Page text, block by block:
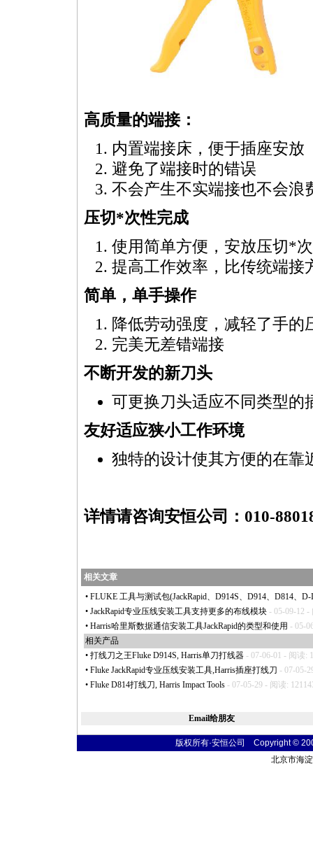
高质量的端接：
内置端接床，便于插座安放
避免了端接时的错误
不会产生不实端接也不会浪
压切 *次性完成
使用简单方便，安放压切*
提高工作效率，比传统端接
简单，单手操作
降低劳动强度，减轻了手的
完美无差错端接
不断开发的新刀头
可更换刀头适应不同类型的
友好适应狭小工作环境
独特的设计使其方便的在靠
详情请咨询安恒公司：010-
相关文章
• FLUKE 工具与测试包(JackRapid、D914S、D914、D814、
• JackRapid专业压线安装工具支持更多的布线模块 - 05-09-12 -
• Harris哈里斯数据通信安装工具JackRapid的类型和使用 - 05-
相关产品
• 打线刀之王Fluke D914S, Harris单刀打线器 - 07-06-01 - 阅读:
• Fluke JackRapid专业压线安装工具,Harris插座打线刀 - 07-05-
• Fluke D814打线刀, Harris Impact Tools - 07-05-29 - 阅读:
Email给朋友
版权所有·安恒公司 Copyright ©
北京市海